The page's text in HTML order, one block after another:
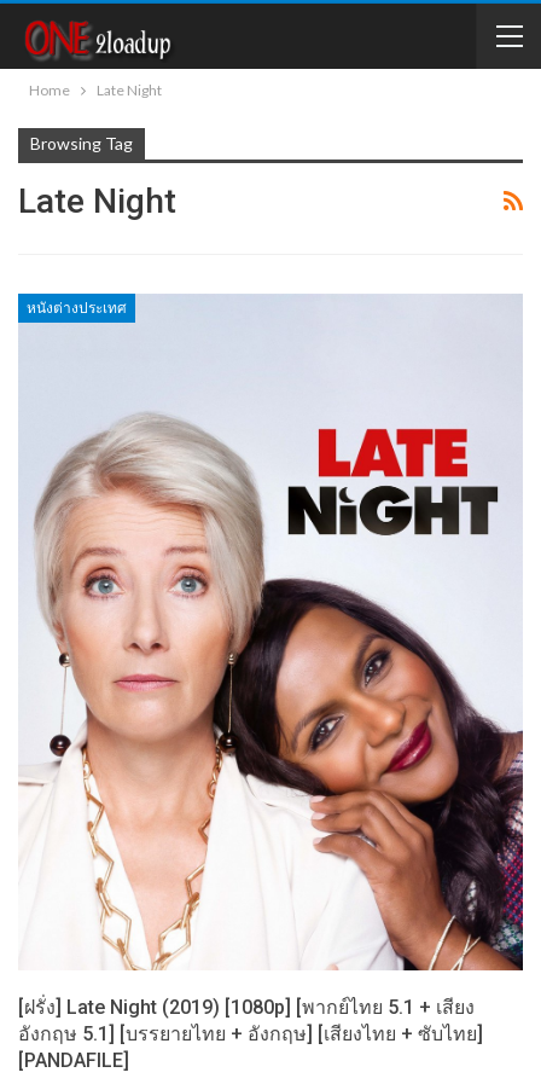
Home Late Night
Browsing Tag
Late Night
หนังต่างประเทศ
[ฝรั่ง] Late Night (2019) [1080p] [พากย์ไทย 5.1 + เสียง
อังกฤษ 5.1] [บรรยายไทย + อังกฤษ] [เสียงไทย + ซับไทย]
[PANDAFILE]